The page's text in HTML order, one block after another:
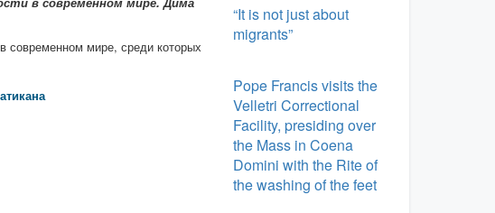
современном мире, среди которых
“It is not just about
migrants”
Pope Francis visits the
Velletri Correctional
Facility, presiding over
the Mass in Coena
Domini with the Rite of
the washing of the feet